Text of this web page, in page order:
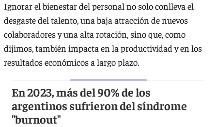
Ignorar el bienestar del personal no solo conlleva el
desgaste del talento, una baja atracción de nuevos
colaboradores y una alta rotación, sino que, como
dijimos, también impacta en la productividad y en los
resultados económicos a largo plazo.
En 2023, más del 90% de los
argentinos sufrieron del síndrome
"burnout"